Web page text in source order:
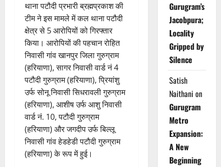
थाना पटौदी प्रभारी ब्रह्मप्रकाश की
टीम ने इस मामले में कल थाना पटौदी
क्षेत्र से 5 आरोपियों को गिरफ्तार
किया। आरोपियों की पहचान रोहित
निवासी गांव खानपुर जिला गुरुग्राम
(हरियाणा), सागर निवासी वार्ड नं 4
पटौदी गुरुग्राम (हरियाणा), प्रियांशु
उर्फ सोनू निवासी सिधरावली गुरुग्राम
(हरियाणा), आशीष उर्फ आशु निवासी
वार्ड नं. 10, पटौदी गुरुग्राम
(हरियाणा) और जगदीप उर्फ बिल्लू
निवासी गांव हेडहेडी पटौदी गुरुग्राम
(हरियाणा) के रूप में हुई।
Gurugram’s
Jacobpura;
Locality
Gripped by
Silence
Satish
Naithani on
Gurugram
Metro
Expansion:
A New
Beginning